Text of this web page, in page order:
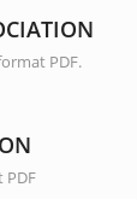
PDF.
PDF